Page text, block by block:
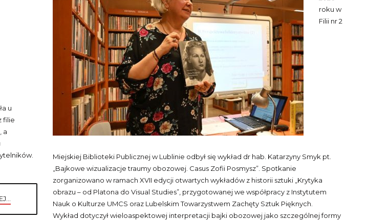
u
filie
a
roku w
Filii nr 2
Miejskiej Biblioteki Publicznej w Lublinie odbył się wykład dr hab. Katarzyny Smyk pt.
„Bajkowe wizualizacje traumy obozowej. Casus Zofii Posmysz”. Spotkanie
zorganizowano w ramach XVII edycji otwartych wykładów z historii sztuki „Krytyka
obrazu – od Platona do Visual Studies”, przygotowanej we współpracy z Instytutem
Nauk o Kulturze UMCS oraz Lubelskim Towarzystwem Zachęty Sztuk Pięknych.
Wykład dotyczył wieloaspektowej interpretacji bajki obozowej jako szczególnej formy